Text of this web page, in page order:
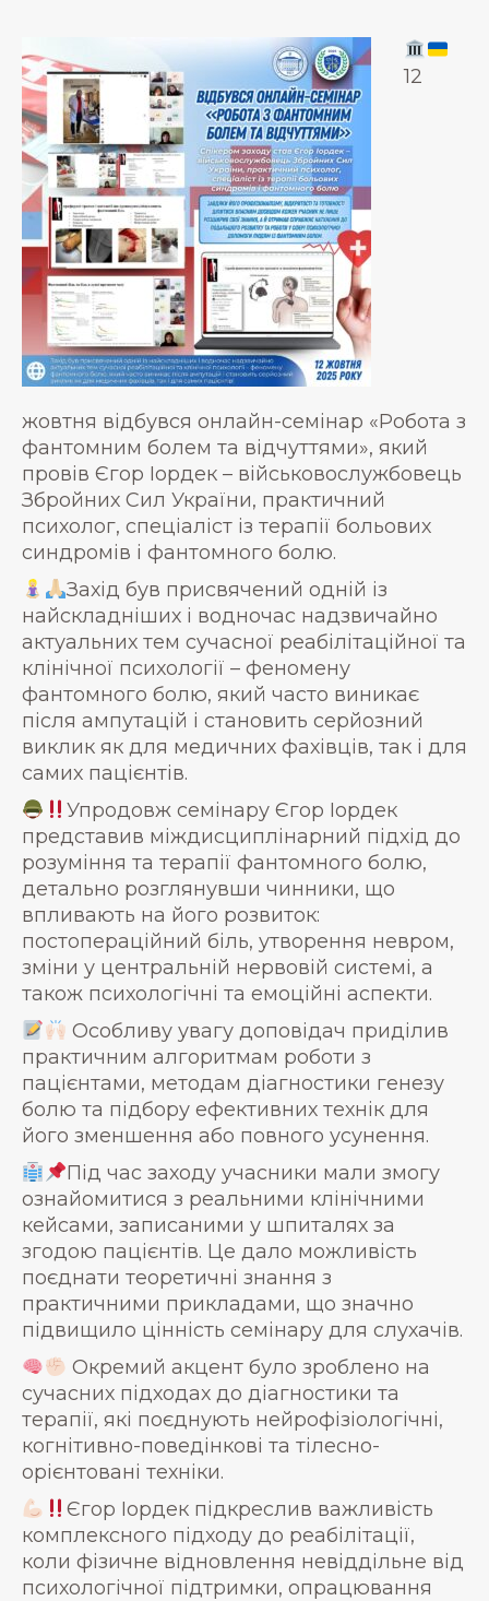
12
жовтня відбувся онлайн-семінар «Робота з
фантомним болем та відчуттями», який
провів Єгор Іордек – військовослужбовець
Збройних Сил України, практичний
психолог, спеціаліст із терапії больових
синдромів і фантомного болю.
Захід був присвячений одній із
найскладніших і водночас надзвичайно
актуальних тем сучасної реабілітаційної та
клінічної психології – феномену
фантомного болю, який часто виникає
після ампутацій і становить серйозний
виклик як для медичних фахівців, так і для
самих пацієнтів.
Упродовж семінару Єгор Іордек
представив міждисциплінарний підхід до
розуміння та терапії фантомного болю,
детально розглянувши чинники, що
впливають на його розвиток:
постопераційний біль, утворення невром,
зміни у центральній нервовій системі, а
також психологічні та емоційні аспекти.
Особливу увагу доповідач приділив
практичним алгоритмам роботи з
пацієнтами, методам діагностики генезу
болю та підбору ефективних технік для
його зменшення або повного усунення.
Під час заходу учасники мали змогу
ознайомитися з реальними клінічними
кейсами, записаними у шпиталях за
згодою пацієнтів. Це дало можливість
поєднати теоретичні знання з
практичними прикладами, що значно
підвищило цінність семінару для слухачів.
Окремий акцент було зроблено на
сучасних підходах до діагностики та
терапії, які поєднують нейрофізіологічні,
когнітивно-поведінкові та тілесно-
орієнтовані техніки.
Єгор Іордек підкреслив важливість
комплексного підходу до реабілітації,
коли фізичне відновлення невіддільне від
психологічної підтримки, опрацювання